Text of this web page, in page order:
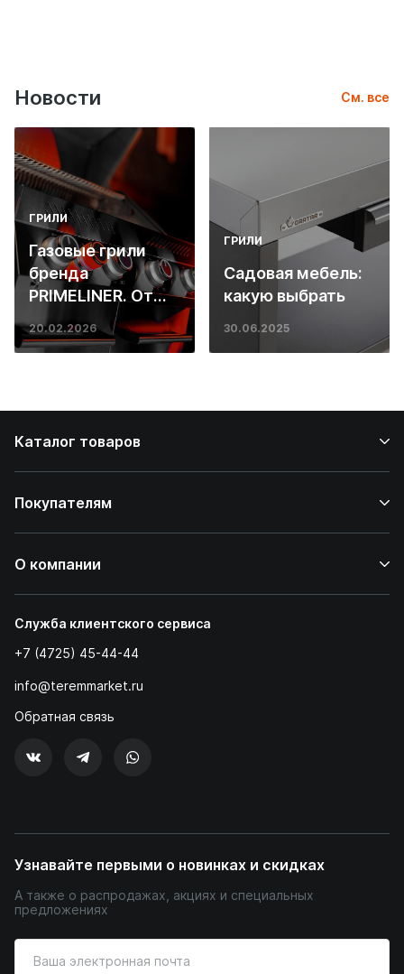
Новости См. все
ГРИЛИ
Газовые грили
бренда
PRIMELINER. От
основ инженерии
до ресторанных
20.02.2026
ГРИЛИ
Садовая мебель:
какую выбрать
30.06.2025
Каталог товаров
Покупателям
О компании
Служба клиентского сервиса
+7 (4725) 45-44-44
info@teremmarket.ru
Обратная связь
Узнавайте первыми о новинках и скидках
А также о распродажах, акциях и специальных
предложениях
ваш